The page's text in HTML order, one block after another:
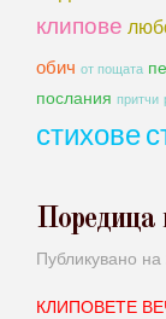
клипове
обич от пощата
послания притчи
стихове
Поредица
Публикувано на
КЛИПОВЕТЕ